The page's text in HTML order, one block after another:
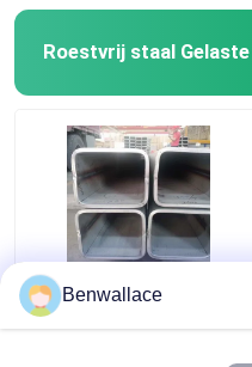
Roestvrij staal
ASTM 316L SS
Vierkant buis TP316L
Benwallace